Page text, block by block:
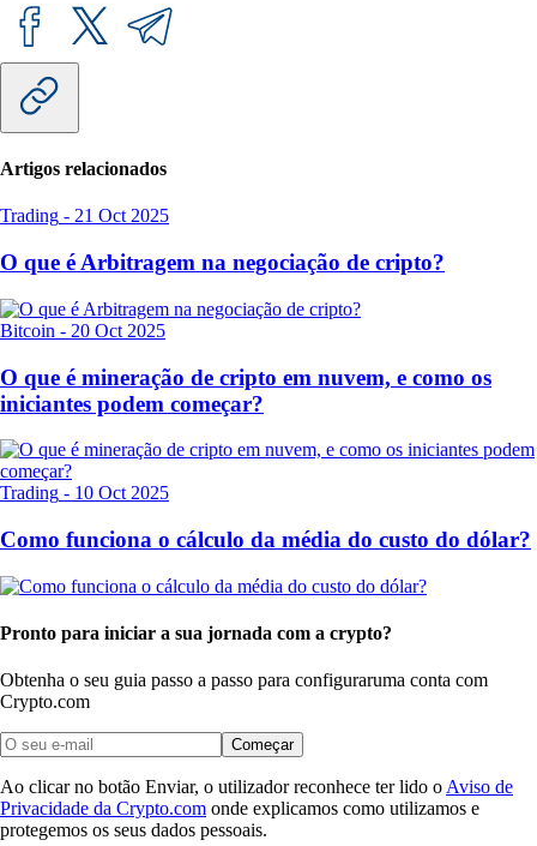
Artigos relacionados
Trading - 21 Oct 2025
O que é Arbitragem na negociação de cripto?
Bitcoin - 20 Oct 2025
O que é mineração de cripto em nuvem, e como os
iniciantes podem começar?
Trading - 10 Oct 2025
Como funciona o cálculo da média do custo do dólar?
Pronto para iniciar a sua jornada com a crypto?
Obtenha o seu guia passo a passo para configuraruma conta com
Crypto.com
Começar
Ao clicar no botão Enviar, o utilizador reconhece ter lido o Aviso de
Privacidade da Crypto.com onde explicamos como utilizamos e
protegemos os seus dados pessoais.